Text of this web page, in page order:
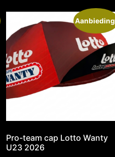
Pro-team cap Lotto Wanty
U23 2026